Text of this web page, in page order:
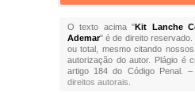
O texto acima "Kit Lanche
Ademar" é de direito
ou total, mesmo citando
autorização do autor. Plágio é
artigo 184 do Código Penal. –
direitos autorais